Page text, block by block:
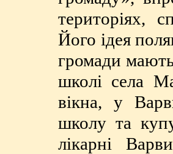
територіях,
Його ідея
громади
школі села
вікна, у
школу та
лікарні